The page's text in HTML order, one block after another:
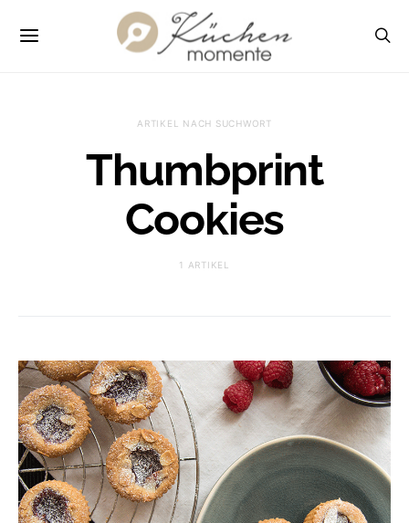
ARTIKEL NACH SUCHWORT
Thumbprint
Cookies
1 ARTIKEL